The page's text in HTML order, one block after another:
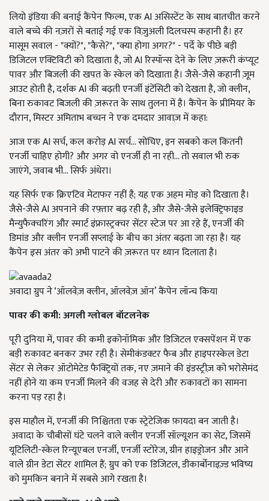
लियो इंडिया की बनाई कैंपेन फिल्म, एक AI असिस्टेंट के साथ बातचीत करने
वाले बच्चे की नज़रों से बताई गई एक विज़ुअली दिलचस्प कहानी है। हर
मासूम सवाल - "क्यों?", "कैसे?", "क्या होगा अगर?" - पर्दे के पीछे बड़ी
डिजिटल एक्टिविटी को दिखाता है, जो AI रिस्पॉन्स देने के लिए ज़रूरी कंप्यूट
पावर और बिजली की खपत के स्केल को दिखाता है। जैसे-जैसे कहानी ज़ूम
आउट होती है, दर्शक AI की बढ़ती एनर्जी इंटेंसिटी को देखता है, जो क्लीन,
बिना रुकावट बिजली की ज़रूरत के साथ तुलना में है। कैंपेन के प्रीमियर के
दौरान, मिस्टर अमिताभ बच्चन ने एक दमदार आवाज़ में कहा:
आज एक AI सर्च, कल करोड़ AI सर्च… सोचिए, इन सबको कल कितनी
एनर्जी चाहिए होगी? और अगर वो एनर्जी ही ना रही… तो सवाल भी रुक
जाएंगे, जवाब भी… सिर्फ अंधेरा।
यह सिर्फ एक क्रिएटिव मेटाफर नहीं है; यह एक अहम मोड़ को दिखाता है।
जैसे-जैसे AI अपनाने की रफ़्तार बढ़ रही है, और जैसे-जैसे इलेक्ट्रिफाइड
मैन्युफैक्चरिंग और स्मार्ट इंफ्रास्ट्रक्चर सेंटर स्टेज पर आ रहे हैं, एनर्जी की
डिमांड और क्लीन एनर्जी सप्लाई के बीच का अंतर बढ़ता जा रहा है। यह
कैंपेन इस अंतर को अभी पाटने की ज़रूरत पर ध्यान दिलाता है।
अवादा ग्रुप ने ‘ऑलवेज़ क्लीन, ऑलवेज़ ऑन’ कैंपेन लॉन्च किया
पावर की कमी: अगली ग्लोबल बॉटलनेक
पूरी दुनिया में, पावर की कमी इकोनॉमिक और डिजिटल एक्सपेंशन में एक
बड़ी रुकावट बनकर उभर रही है। सेमीकंडक्टर फैब और हाइपरस्केल डेटा
सेंटर से लेकर ऑटोमेटेड फैक्ट्रियों तक, नए ज़माने की इंडस्ट्रीज़ को भरोसेमंद
नहीं होने या कम एनर्जी मिलने की वजह से देरी और रुकावटों का सामना
करना पड़ रहा है।
इस माहौल में, एनर्जी की निश्चितता एक स्ट्रेटेजिक फ़ायदा बन जाती है।
अवादा के चौबीसों घंटे चलने वाले क्लीन एनर्जी सॉल्यूशन का सेट, जिसमें
यूटिलिटी-स्केल रिन्यूएबल एनर्जी, एनर्जी स्टोरेज, ग्रीन हाइड्रोजन और आने
वाले ग्रीन डेटा सेंटर शामिल हैं; ग्रुप को एक डिजिटल, डीकार्बोनाइज़्ड भविष्य
को मुमकिन बनाने में सबसे आगे रखता है।